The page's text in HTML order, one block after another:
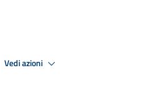
Vedi azioni